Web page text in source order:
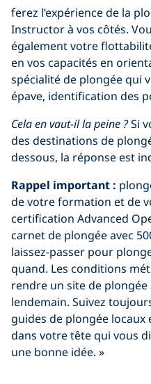
ferez l’expérience de la
Instructor à vos côtés.
également votre
en vos capacités en
spécialité de plongée qui
épave, identification des
Cela en vaut-il la peine ?Si
des destinations de
dessous, la réponse est
Rappel important :
de votre formation et de
certification Advanced
carnet de plongée avec
laissez-passer pour
quand. Les conditions
rendre un site de
lendemain. Suivez
guides de plongée
dans votre tête qui vous
une bonne idée. »